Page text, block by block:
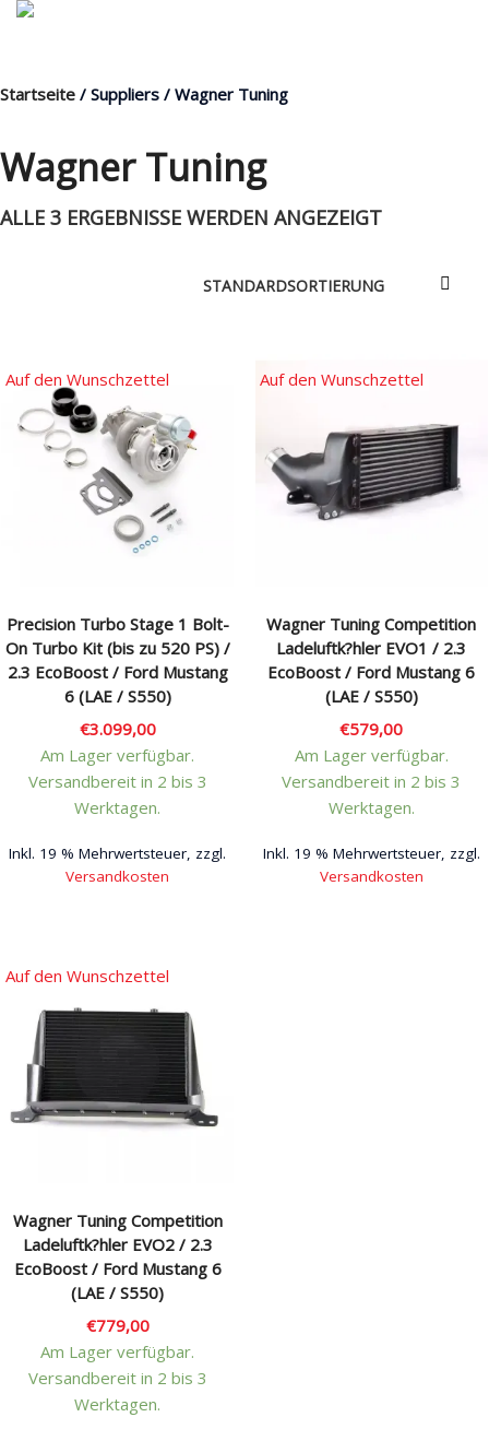
Products
Nach Baugruppen
Wunschliste
Rechtliches & Service
Startseite / Suppliers / Wagner Tuning
Wagner Tuning
ALLE 3 ERGEBNISSE WERDEN ANGEZEIGT
Precision Turbo Stage 1 Bolt-
On Turbo Kit (bis zu 520 PS) /
2.3 EcoBoost / Ford Mustang
6 (LAE / S550)
€3.099,00
Am Lager verfügbar.
Versandbereit in 2 bis 3
Werktagen.
Inkl. 19 % Mehrwertsteuer, zzgl.
Versandkosten
Auf den Wunschzettel
Wagner Tuning Competition
Ladeluftk?hler EVO1 / 2.3
EcoBoost / Ford Mustang 6
(LAE / S550)
€579,00
Am Lager verfügbar.
Versandbereit in 2 bis 3
Werktagen.
Inkl. 19 % Mehrwertsteuer, zzgl.
Versandkosten
Auf den Wunschzettel
Wagner Tuning Competition
Ladeluftk?hler EVO2 / 2.3
EcoBoost / Ford Mustang 6
(LAE / S550)
€779,00
Am Lager verfügbar.
Versandbereit in 2 bis 3
Werktagen.
Auf den Wunschzettel